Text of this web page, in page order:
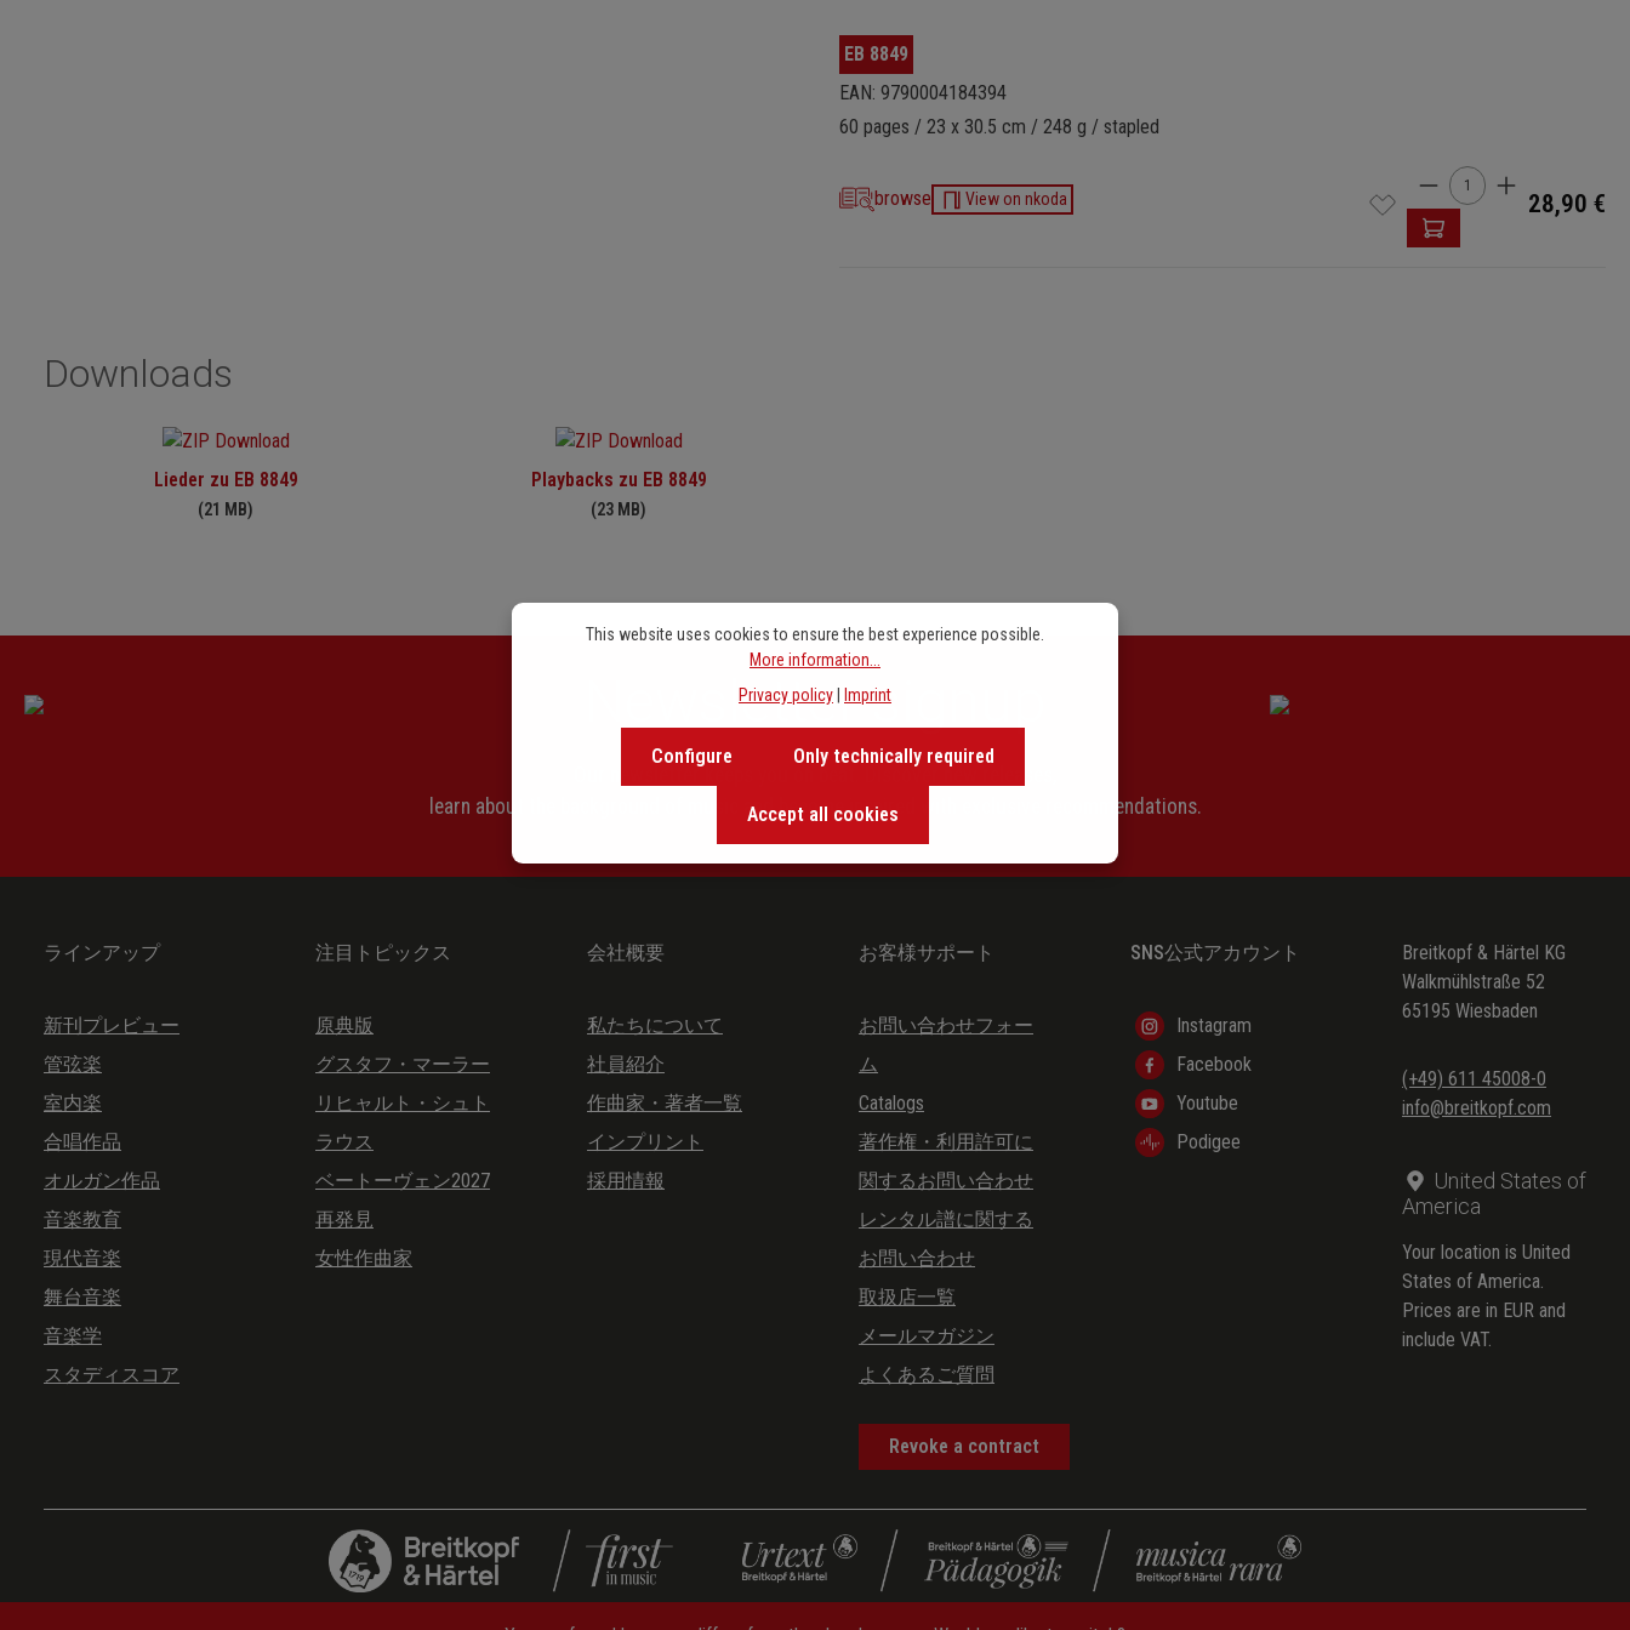
EB 8849
EAN: 9790004184394
60 pages / 23 x 30.5 cm / 248 g / stapled
browse View on nkoda Product
28,90 €
Downloads
Lieder zu EB 8849
(21 MB)
Playbacks zu EB 8849
(23 MB)
Newsletter signup
Our newsletter keeps you on beat. Discover new releases,
learn about the background of music and become inspired with exclusive recommendations.
ラインアップ
新刊プレビュー
管弦楽
室内楽
合唱作品
オルガン作品
音楽教育
現代音楽
舞台音楽
音楽学
スタディスコア
注目トピックス
原典版
グスタフ・マーラー
リヒャルト・シュト
ラウス
ベートーヴェン2027
再発見
女性作曲家
会社概要
私たちについて
社員紹介
作曲家・著者一覧
インプリント
採用情報
お客様サポート
お問い合わせフォー
ム
Catalogs
著作権・利用許可に
関するお問い合わせ
レンタル譜に関する
お問い合わせ
取扱店一覧
メールマガジン
よくあるご質問
Revoke a contract
SNS公式アカウント
Instagram
Facebook
Youtube
Podigee
Breitkopf & Härtel KG
Walkmühlstraße 52
65195 Wiesbaden
(+49) 611 45008-0
info@breitkopf.com
United States of
America
Your location is United
States of America.
Prices are in EUR and
include VAT.
This website uses cookies to ensure the best experience possible.
More information...
Privacy policy| Imprint
Only technically required
Configure
Accept all cookies